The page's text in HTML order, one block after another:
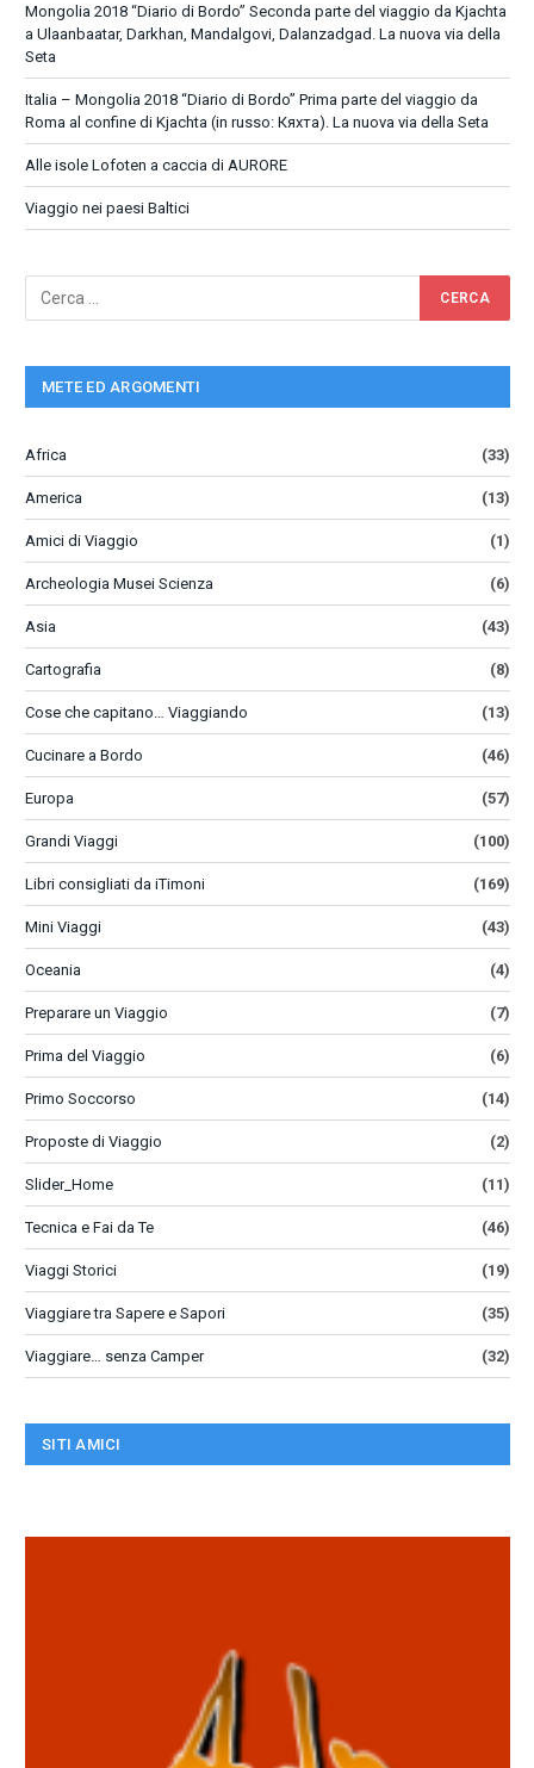
Mongolia 2018 “Diario di Bordo” Seconda parte del viaggio da Kjachta
a Ulaanbaatar, Darkhan, Mandalgovi, Dalanzadgad. La nuova via della
Seta
Italia – Mongolia 2018 “Diario di Bordo” Prima parte del viaggio da
Roma al confine di Kjachta (in russo: Кяхта). La nuova via della Seta
Alle isole Lofoten a caccia di AURORE
Viaggio nei paesi Baltici
METE ED ARGOMENTI
Africa (33)
America (13)
Amici di Viaggio (1)
Archeologia Musei Scienza (6)
Asia (43)
Cartografia (8)
Cose che capitano… Viaggiando (13)
Cucinare a Bordo (46)
Europa (57)
Grandi Viaggi (100)
Libri consigliati da iTimoni (169)
Mini Viaggi (43)
Oceania (4)
Preparare un Viaggio (7)
Prima del Viaggio (6)
Primo Soccorso (14)
Proposte di Viaggio (2)
Slider_Home (11)
Tecnica e Fai da Te (46)
Viaggi Storici (19)
Viaggiare tra Sapere e Sapori (35)
Viaggiare… senza Camper (32)
SITI AMICI